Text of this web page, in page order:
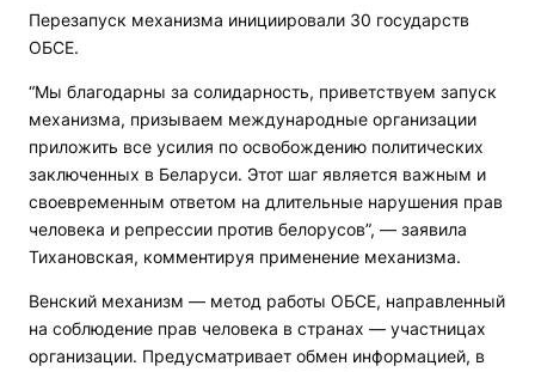
Перезапуск механизма инициировали 30 государств
ОБСЕ.
“Мы благодарны за солидарность, приветствуем запуск
механизма, призываем международные организации
приложить все усилия по освобождению политических
заключенных в Беларуси. Этот шаг является важным и
своевременным ответом на длительные нарушения прав
человека и репрессии против белорусов”, — заявила
Тихановская, комментируя применение механизма.
Венский механизм — метод работы ОБСЕ, направленный
на соблюдение прав человека в странах — участницах
организации. Предусматривает обмен информацией, в